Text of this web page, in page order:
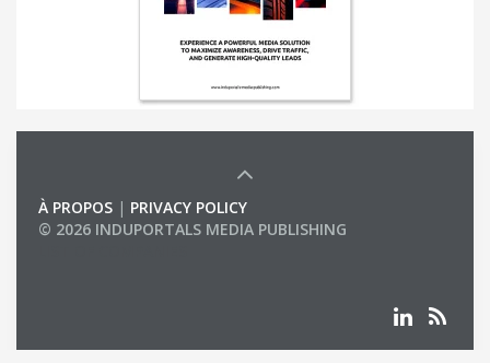
À PROPOS | PRIVACY POLICY
© 2026 INDUPORTALS MEDIA PUBLISHING